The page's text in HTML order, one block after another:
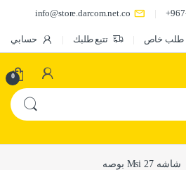
info@store.darcom.net.co
طلب خاص تتبع طلبك حسابي
0
شاشه Msi 27 بوصه